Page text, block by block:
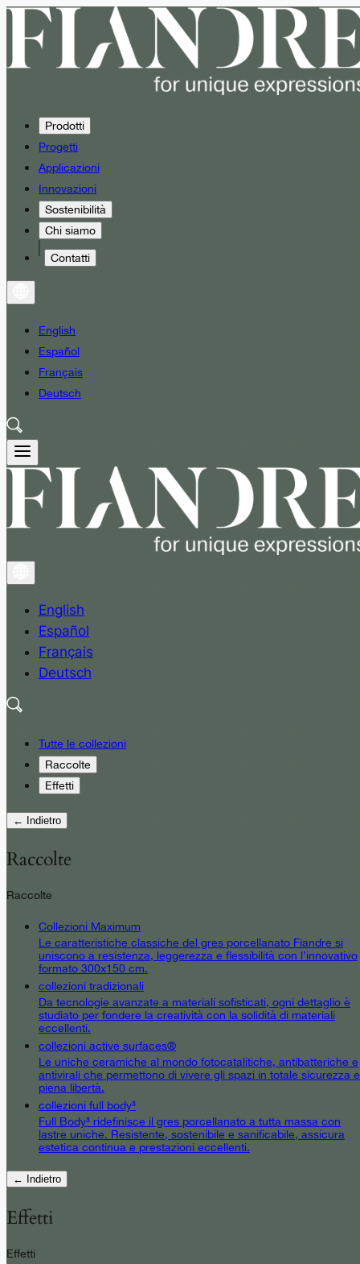
Prodotti
Progetti
Applicazioni
Innovazioni
Sostenibilità
Chi siamo
Contatti
English
Español
Français
Deutsch
English
Español
Français
Deutsch
Tutte le collezioni
Raccolte
Effetti
← Indietro
Raccolte
Raccolte
Collezioni Maximum
Le caratteristiche classiche del gres porcellanato Fiandre si
uniscono a resistenza, leggerezza e flessibilità con l’innovativo
formato 300x150 cm.
collezioni tradizionali
Da tecnologie avanzate a materiali sofisticati, ogni dettaglio è
studiato per fondere la creatività con la solidità di materiali
eccellenti.
collezioni active surfaces®
Le uniche ceramiche al mondo fotocatalitiche, antibatteriche e
antivirali che permettono di vivere gli spazi in totale sicurezza e
piena libertà.
collezioni full body³
Full Body³ ridefinisce il gres porcellanato a tutta massa con
lastre uniche. Resistente, sostenibile e sanificabile, assicura
estetica continua e prestazioni eccellenti.
← Indietro
Effetti
Effetti